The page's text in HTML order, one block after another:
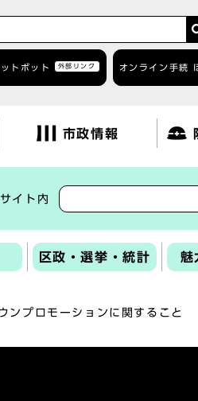
トボット 外部リンク オンライン手続
市政情報
イト内
区政・選挙・統計 魅
ンプロモーションに関すること